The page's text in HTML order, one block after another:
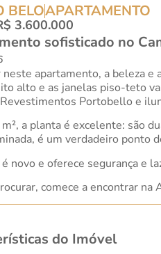
BELOAPARTAMENTO
3.600.000
sofisticado no
apartamento, a beleza e
alto e as janelas piso-teto
Portobello e
a planta é excelente: são
é um verdadeiro ponto
novo e oferece segurança e
comece a encontrar na
do Imóvel